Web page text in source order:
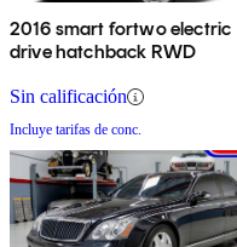
2016 smart fortwo electric
drive hatchback RWD
Sin calificación
Incluye tarifas de conc.